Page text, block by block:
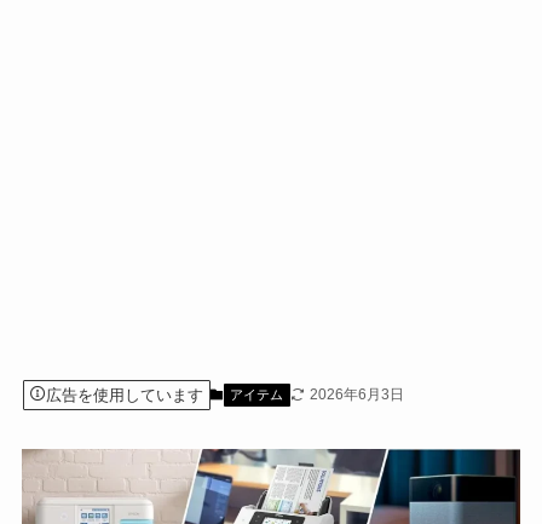
広告を使用しています アイテム 2026年6月3日